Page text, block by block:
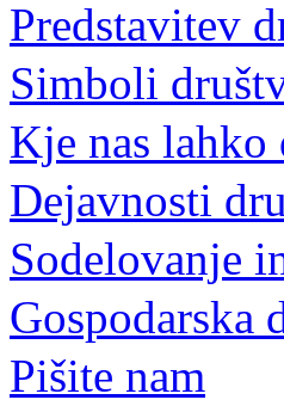
Predstavitev
Simboli
Kje nas lahko
Dejavnosti
Sodelovanje
Gospodarska
Pišite nam